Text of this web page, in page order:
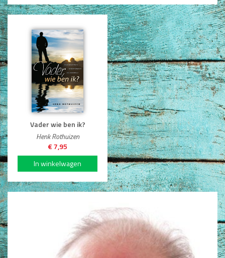
De Barbaar-boeken
Bestellen en retourneren
Sprekers
Challenge Liefdevol Ouderschap
Bijbelstudie
Vader wie ben ik?
Henk Rothuizen
€ 7,95